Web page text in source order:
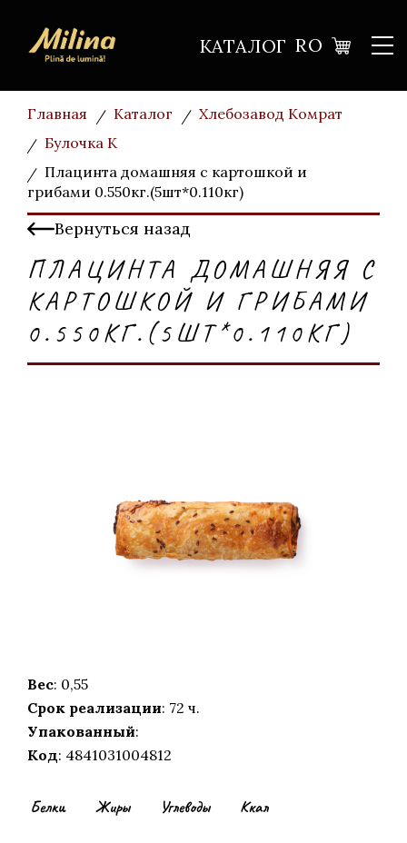
КАТАЛОГ RO
Главная Каталог
Хлебозавод Комрат
Булочка К
Плацинта домашняя с картошкой и
грибами 0.550кг.(5шт*0.110кг)
Вернуться назад
ПЛАЦИНТА ДОМАШНЯЯ С
КАРТОШКОЙ И ГРИБАМИ
0.550КГ.(5ШТ*0.110КГ)
Вес: 0,55
Срок реализации: 72 ч.
Упакованный:
Код: 4841031004812
Белки Жиры Углеводы Ккал